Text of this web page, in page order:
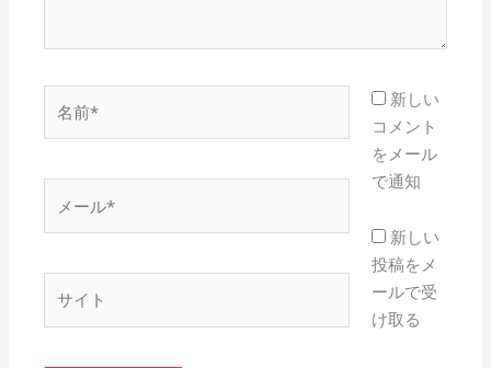
前
ー
*
新しい
コメント
をメール
で通知
新しい
投稿をメ
ールで受
け取る